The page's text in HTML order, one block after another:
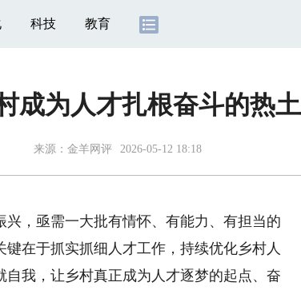
科技 教育
成为人才扎根奋斗的热土
来源： 金羊网评 2026-05-12 18:18
，亟需一大批有情怀、有能力、有担当的
在于抓实抓细人才工作，持续优化乡村人
我，让乡村真正成为人才逐梦的起点、奋